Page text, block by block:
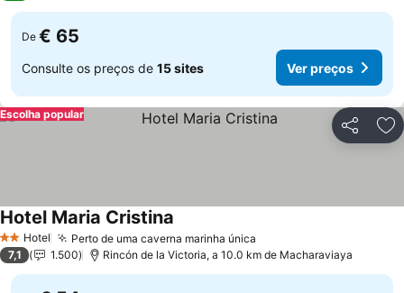
De € 65
Consulte os preços de 15 sites Ver preços
Partilhar
Escolha popular
2 Estrelas
Hotel Perto de uma caverna marinha única
Hotel Maria Cristina
7,1 1.500 Rincón de la Victoria, a 10.0 km de Macharaviaya